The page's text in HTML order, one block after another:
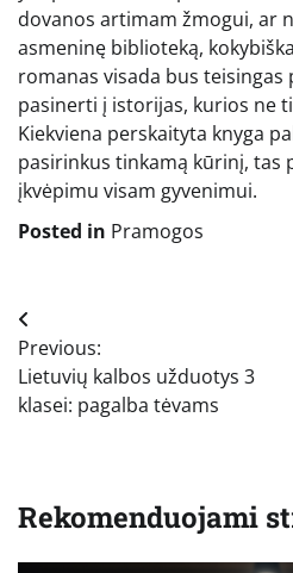
dovanos artimam žmogui, ar
asmeninę biblioteką,
romanas visada bus teisingas
pasinerti į istorijas, kurios ne
Kiekviena perskaityta knyga
pasirinkus tinkamą kūrinį, tas
įkvėpimu visam gyvenimui.
Posted in Pramogos
Navigacija
tarp
įrašų
Previous:
Lietuvių kalbos užduotys 3
klasei: pagalba tėvams
Rekomenduojami